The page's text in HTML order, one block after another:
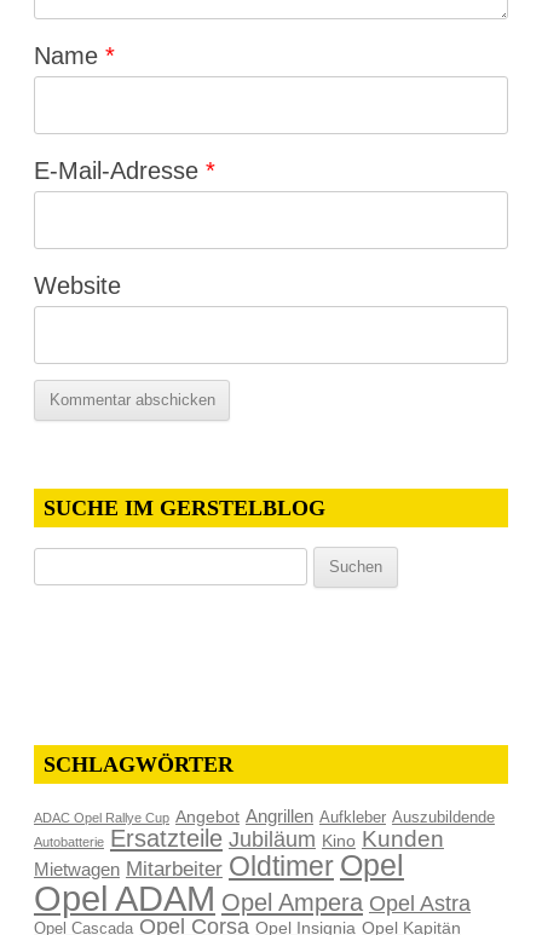
Name *
E-Mail-Adresse *
Website
SUCHE IM GERSTELBLOG
SCHLAGWÖRTER
ADAC Opel Rallye Cup Angebot Angrillen Aufkleber Auszubildende
Autobatterie Ersatzteile Jubiläum Kino Kunden
Mietwagen Mitarbeiter Oldtimer Opel
Opel ADAM Opel Ampera Opel Astra
Opel Cascada Opel Corsa Opel Insignia Opel Kapitän